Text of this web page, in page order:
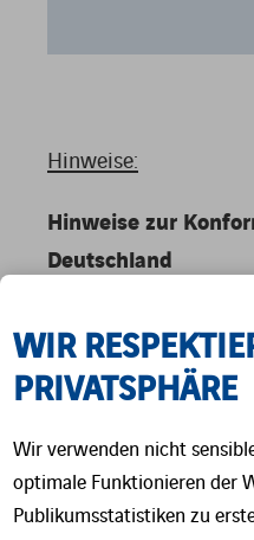
Hinweise:
Hinweise zur
Deutschland
Messgerätes ersetzt
Nach geltendem
Inverkehrbringer die
veranlassen und die
ausstellen.
Die Eichung nach 2
WIR
PRIVATSPHÄRE
Wir verwenden nicht
optimale Funktionieren der
Publikumsstatistiken zu